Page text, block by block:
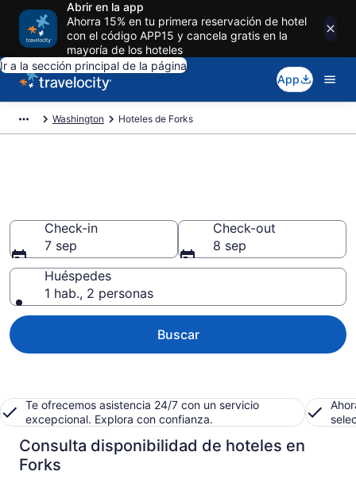
Abrir en la app
Ahorra 15% en tu primera reservación de hotel
con el código APP15 y cancela gratis en la
mayoría de los hoteles
Ir a la sección principal de la página
App
Washington Hoteles de Forks
Check-in
7 sep
Check-out
8 sep
Huéspedes
1 hab., 2 personas
Buscar
Te ofrecemos asistencia 24/7 con un servicio
excepcional. Explora con confianza.
Consulta disponibilidad de hoteles en
Forks